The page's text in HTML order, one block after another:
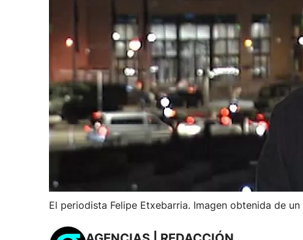
El periodista Felipe Etxebarria. Imagen obtenida de